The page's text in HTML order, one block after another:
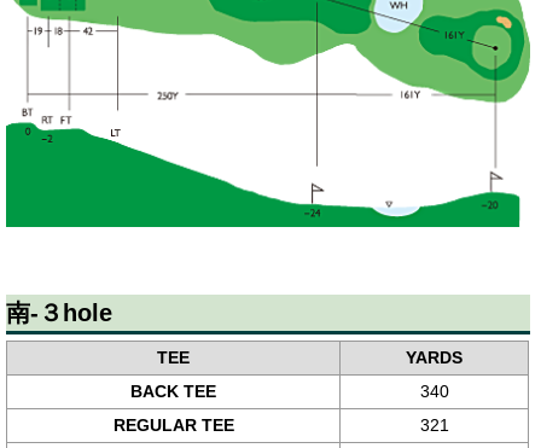
南-３hole
TEE
YARDS
BACK TEE
340
REGULAR TEE
321